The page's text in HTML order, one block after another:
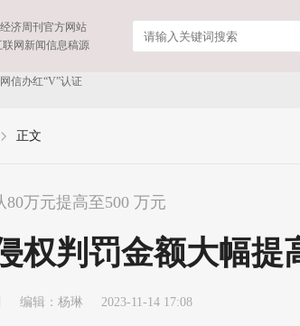
济周刊官方网站
网新闻信息稿源
信办红“V”认证
正文
80万元提高至500 万元
权判罚金额大幅提
编辑：杨琳 2023-11-14 17:08